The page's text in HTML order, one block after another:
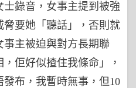
錄音，女事主提到被強
要她「聽話」，否則就
主被迫與對方長期聯
佢好似揸住我條命」，
布，我暫時無事，但10